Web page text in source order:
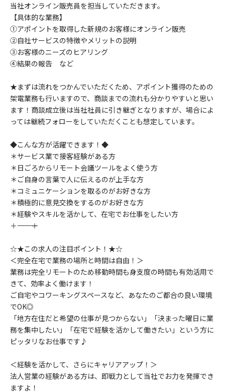
当社オンライン販売員を担当していただきます。
【具体的な業務】
①アポイントを取得した新規のお客様にオンライン販売
②自社サービスの特徴やメリットの説明
③お客様のニーズのヒアリング
④結果の報告 など
★まずは流れをつかんでいただくため、アポイント獲得のための
架電業務も行いますので、商談までの流れも分かりやすいと思い
ます！商談成立後は当社社員に引き継ぎとなりますが、場合によ
っては継続フォローをしていただくことも想定しています。
◆こんな方が活躍できます！◆
＊サービス業で接客経験がある方
＊日ごろからリモート会議ツールをよく使う方
＊ご自身の言葉で人に伝えるのが上手な方
＊コミュニケーションを取るのがお好きな方
＊積極的に意見交換をするのがお好きな方
＊経験やスキルを活かして、在宅でお仕事をしたい方
＋――――――――＋
☆★この求人の注目ポイント！★☆
＜完全在宅で業務の場所と時間は自由！＞
業務は完全リモートのため移動時間も身支度の時間も有効活用で
きて、効率よく働けます！
ご自宅やコワーキングスペースなど、あなたのご都合の良い環境
でOK◎
「地方在住だと希望の仕事が見つからない」「決まった曜日に業
務を集中したい」「在宅で経験を活かして働きたい」という方に
ピッタリなお仕事です♪
＜経験を活かして、さらにキャリアアップ！＞
法人営業の経験がある方は、即戦力として当社でお力を発揮でき
ますよ！